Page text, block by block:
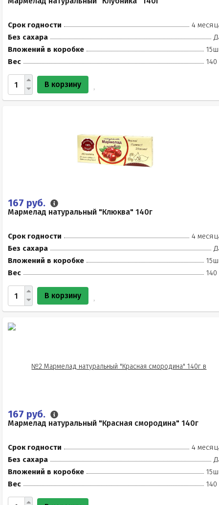
Срок годности
4
Без сахара
Вложений в коробке
Вес
140
В корзину
167 руб.
Мармелад натуральный "Клюква" 140г
Срок годности
4
Без сахара
Вложений в коробке
Вес
140
В корзину
167 руб.
Мармелад натуральный "Красная смородина" 140г
Срок годности
4
Без сахара
Вложений в коробке
Вес
140